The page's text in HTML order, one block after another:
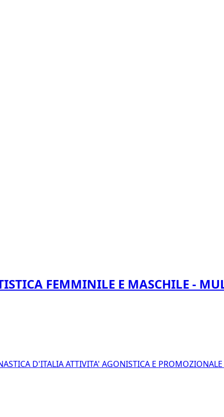
FEMMINILE E MASCHILE -
D'ITALIAATTIVITA' AGONISTICA E PROMOZIONALE